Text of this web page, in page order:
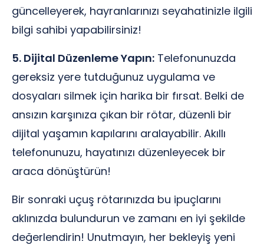
güncelleyerek, hayranlarınızı seyahatinizle ilgili
bilgi sahibi yapabilirsiniz!
5. Dijital Düzenleme Yapın: Telefonunuzda
gereksiz yere tutduğunuz uygulama ve
dosyaları silmek için harika bir fırsat. Belki de
ansızın karşınıza çıkan bir rötar, düzenli bir
dijital yaşamın kapılarını aralayabilir. Akıllı
telefonunuzu, hayatınızı düzenleyecek bir
araca dönüştürün!
Bir sonraki uçuş rötarınızda bu ipuçlarını
aklınızda bulundurun ve zamanı en iyi şekilde
değerlendirin! Unutmayın, her bekleyiş yeni